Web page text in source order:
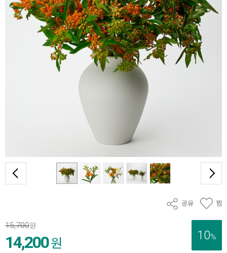
공유 찜
10%
15,700원
14,200원